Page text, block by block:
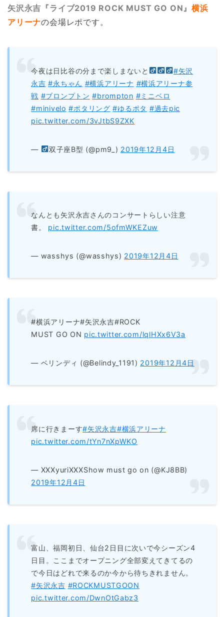
矢沢永吉『ライブ2019 ROCK MUST GO ON』横浜
アリーナの会場レポです。
今夜は日比谷の分まで楽しまないと‍
#矢沢
永吉 #永ちゃん #横浜アリーナ #横浜アリーナ参
戦 #ブロンプトン #brompton #ミニベロ
#minivelo #ポタリング #ゆるポタ #過去pic
pic.twitter.com/3vJtbS9ZXK
— 双子座B型 (@pm9_) 2019年12月4日
なんとも矢沢永吉さんのコンサートらしい注意
書。 pic.twitter.com/5ofmWKEZuw
— wasshys (@wasshys) 2019年12月4日
#横浜アリーナ#矢沢永吉#ROCK
MUST GO ON pic.twitter.com/lqlHXx6V3a
— ベリンディ (@Belindy_1191) 2019年12月4日
席に行きまーす#矢沢永吉#横浜アリーナ
pic.twitter.com/tYn7nXpWKO
— XXXyuriXXXShow must go on (@KJ8BB)
2019年12月4日
富山、福岡初日、仙台2日目に次いで今シーズン4
日目。ここまでオープニング全部変えてきてるの
で今日はどれで来るのか今から待ちきれません。
#矢沢永吉 #ROCKMUSTGOON
pic.twitter.com/DwnOtGabz3